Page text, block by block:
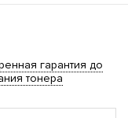
гарантия до
тонера